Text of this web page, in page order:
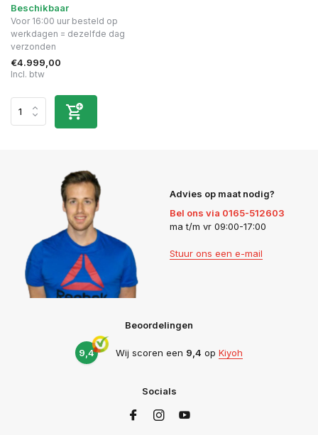
Beschikbaar
Voor 16:00 uur besteld op
werkdagen = dezelfde dag
verzonden
€4.999,00
Incl. btw
Advies op maat nodig?
Bel ons via 0165-512603
ma t/m vr 09:00-17:00
Stuur ons een e-mail
Beoordelingen
9,4 Wij scoren een 9,4 op Kiyoh
Socials